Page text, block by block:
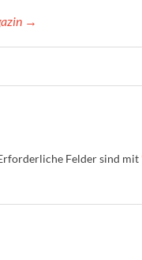
→
Felder sind mit